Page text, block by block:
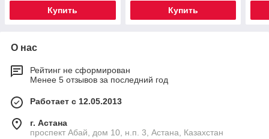
Купить Купить
О нас
Рейтинг не сформирован
Менее 5 отзывов за последний год
Работает с 12.05.2013
г. Астана
проспект Абай, дом 10, н.п. 3, Астана, Казахстан